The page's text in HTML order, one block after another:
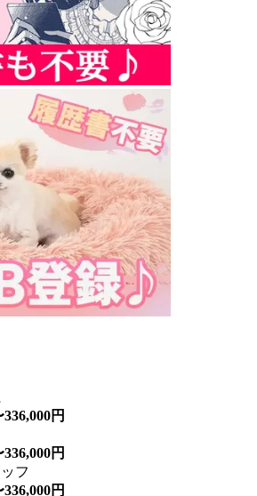
336,000円
336,000円
フ
336,000円